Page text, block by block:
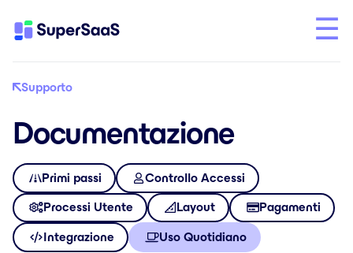
Supporto
Documentazione
Primi passi Controllo Accessi
Processi Utente Layout Pagamenti
Integrazione Uso Quotidiano